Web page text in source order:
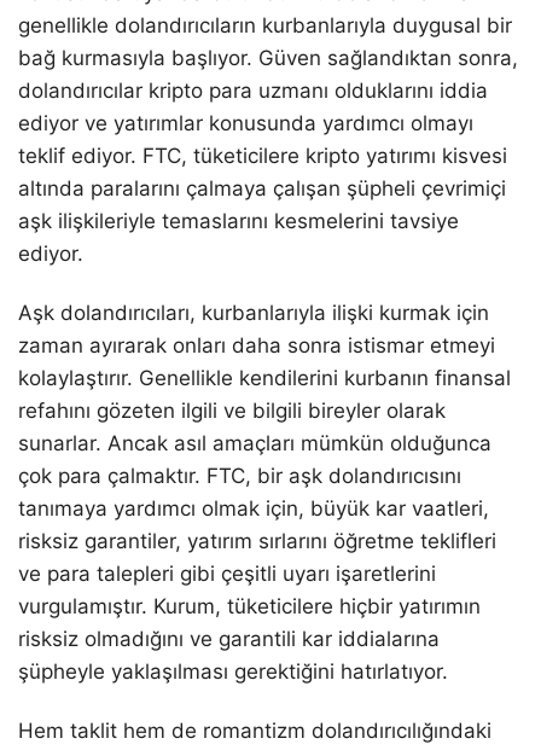
genellikle dolandırıcıların kurbanlarıyla duygusal bir
bağ kurmasıyla başlıyor. Güven sağlandıktan sonra,
dolandırıcılar kripto para uzmanı olduklarını iddia
ediyor ve yatırımlar konusunda yardımcı olmayı
teklif ediyor. FTC, tüketicilere kripto yatırımı kisvesi
altında paralarını çalmaya çalışan şüpheli çevrimiçi
aşk ilişkileriyle temaslarını kesmelerini tavsiye
ediyor.
Aşk dolandırıcıları, kurbanlarıyla ilişki kurmak için
zaman ayırarak onları daha sonra istismar etmeyi
kolaylaştırır. Genellikle kendilerini kurbanın finansal
refahını gözeten ilgili ve bilgili bireyler olarak
sunarlar. Ancak asıl amaçları mümkün olduğunca
çok para çalmaktır. FTC, bir aşk dolandırıcısını
tanımaya yardımcı olmak için, büyük kar vaatleri,
risksiz garantiler, yatırım sırlarını öğretme teklifleri
ve para talepleri gibi çeşitli uyarı işaretlerini
vurgulamıştır. Kurum, tüketicilere hiçbir yatırımın
risksiz olmadığını ve garantili kar iddialarına
şüpheyle yaklaşılması gerektiğini hatırlatıyor.
Hem taklit hem de romantizm dolandırıcılığındaki